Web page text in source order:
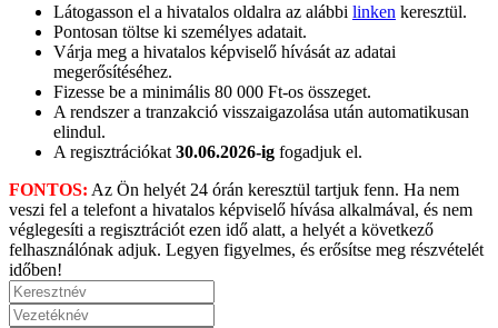
Látogasson el a hivatalos oldalra az alábbi linken keresztül.
Pontosan töltse ki személyes adatait.
Várja meg a hivatalos képviselő hívását az adatai
megerősítéséhez.
Fizesse be a minimális 80 000 Ft-os összeget.
A rendszer a tranzakció visszaigazolása után automatikusan
elindul.
A regisztrációkat 30.06.2026-ig fogadjuk el.
FONTOS: Az Ön helyét 24 órán keresztül tartjuk fenn. Ha nem
veszi fel a telefont a hivatalos képviselő hívása alkalmával, és nem
véglegesíti a regisztrációt ezen idő alatt, a helyét a következő
felhasználónak adjuk. Legyen figyelmes, és erősítse meg részvételét
időben!